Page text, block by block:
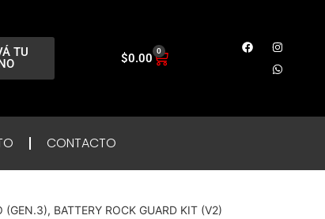
TU
$0.00 0
CONTACTO
(GEN.3), BATTERY ROCK GUARD KIT (V2)